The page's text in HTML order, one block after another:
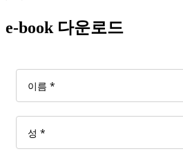
e-book 다운로드